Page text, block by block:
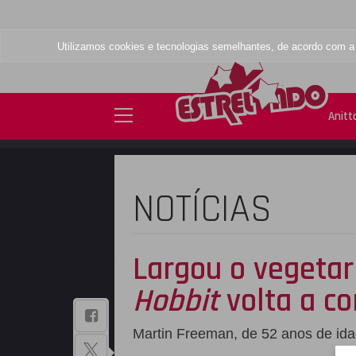
Utilizamos cookies e tecnologias semelhantes, de acordo com
NOTÍCIAS
Largou o
Hobbitvolta a
Martin Freeman, de 52 anos de
BAIXE NOSSO